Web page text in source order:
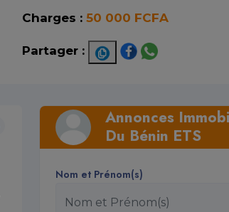
Charges : 50 000 FCFA
Partager :
Annonces
Du Bénin ETS
Nom et Prénom(s)